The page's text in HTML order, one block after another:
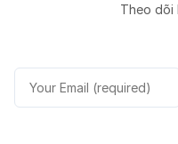
Theo dõi